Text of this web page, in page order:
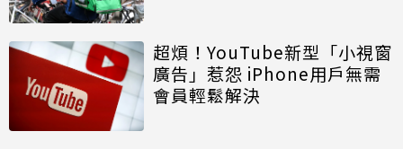
超煩！YouTube新型「小視窗
廣告」惹怨 iPhone用戶無需
會員輕鬆解決